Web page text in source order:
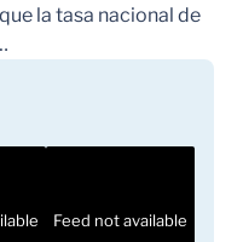
la tasa nacional de
Feed not available